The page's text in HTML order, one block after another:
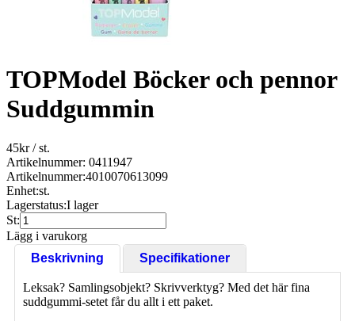
TOPModel Böcker och pennor
Suddgummin
45kr/ st.
Artikelnummer: 0411947
Artikelnummer:4010070613099
Enhet:st.
Lagerstatus:I lager
St:
Lägg i varukorg
Beskrivning
Specifikationer
Leksak? Samlingsobjekt? Skrivverktyg? Med det här fina
suddgummi-setet får du allt i ett paket.